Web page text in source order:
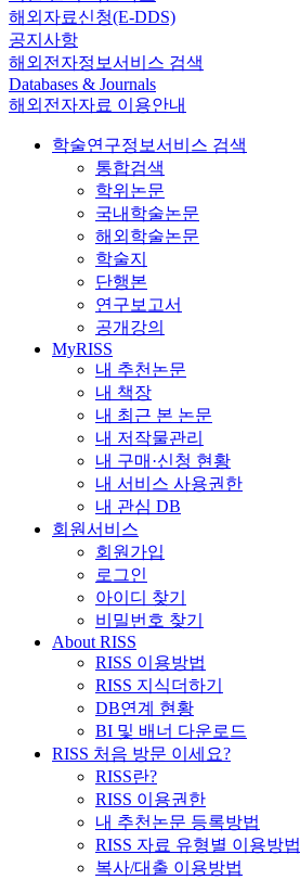
해외자료신청(E-DDS)
공지사항
해외전자정보서비스 검색
Databases & Journals
해외전자자료 이용안내
학술연구정보서비스 검색
통합검색
학위논문
국내학술논문
해외학술논문
학술지
단행본
연구보고서
공개강의
MyRISS
내 추천논문
내 책장
내 최근 본 논문
내 저작물관리
내 구매·신청 현황
내 서비스 사용권한
내 관심 DB
회원서비스
회원가입
로그인
아이디 찾기
비밀번호 찾기
About RISS
RISS 이용방법
RISS 지식더하기
DB연계 현황
BI 및 배너 다운로드
RISS 처음 방문 이세요?
RISS란?
RISS 이용권한
내 추천논문 등록방법
RISS 자료 유형별 이용방법
복사/대출 이용방법